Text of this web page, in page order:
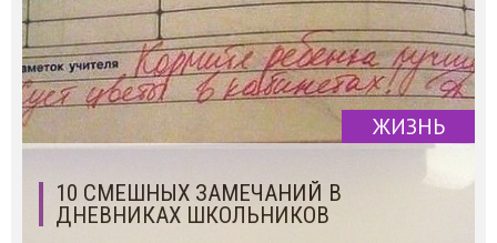
ЖИЗНЬ
10 СМЕШНЫХ ЗАМЕЧАНИЙ В
ДНЕВНИКАХ ШКОЛЬНИКОВ